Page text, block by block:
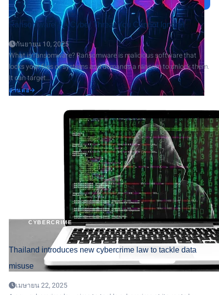
Ransomware – A Cyber Threat You Cannot Ignore!
กันยายน 10, 2025
What is ransomware? Ransomware is malicious software that
locks your files or systems and demands a ransom to unlock them.
It can target…
อ่านต่อ
ABOUT
RANSOMWARE
–
IGNORE!
CYBERCRIME
Thailand introduces new cybercrime law to tackle data
misuse
เมษายน 22, 2025